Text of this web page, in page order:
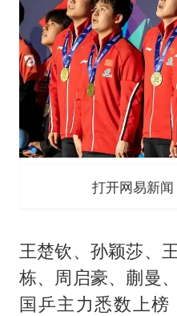
打开网易新
王楚钦、孙颖莎、
栋、 周启豪、蒯曼
国乒主力悉数上榜